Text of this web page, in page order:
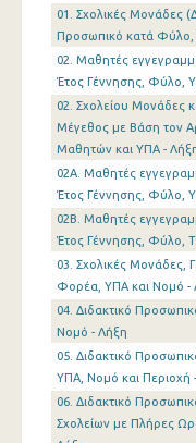
01. Σχολικές Μονάδες
Προσωπικό κατά
02. Μαθητές
Έτος Γέννησης, Φύλο,
02. Σχολείου Μονάδες
Μέγεθος με Βάση τον
Μαθητών και ΥΠΑ -
02A. Μαθητές
Έτος Γέννησης, Φύλο,
02B. Μαθητές
Έτος Γέννησης, Φύλο,
03. Σχολικές Μονάδες,
Φορέα, ΥΠΑ και Νομό -
04. Διδακτικό
Νομό - Λήξη
05. Διδακτικό
ΥΠΑ, Νομό και Περιοχή
06. Διδακτικό
Σχολείων με Πλήρες